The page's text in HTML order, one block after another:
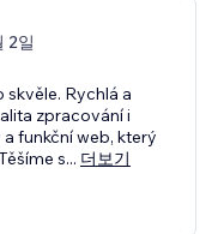
2일
Rychlá a
zpracování i
funkční web, který
s... 더보기